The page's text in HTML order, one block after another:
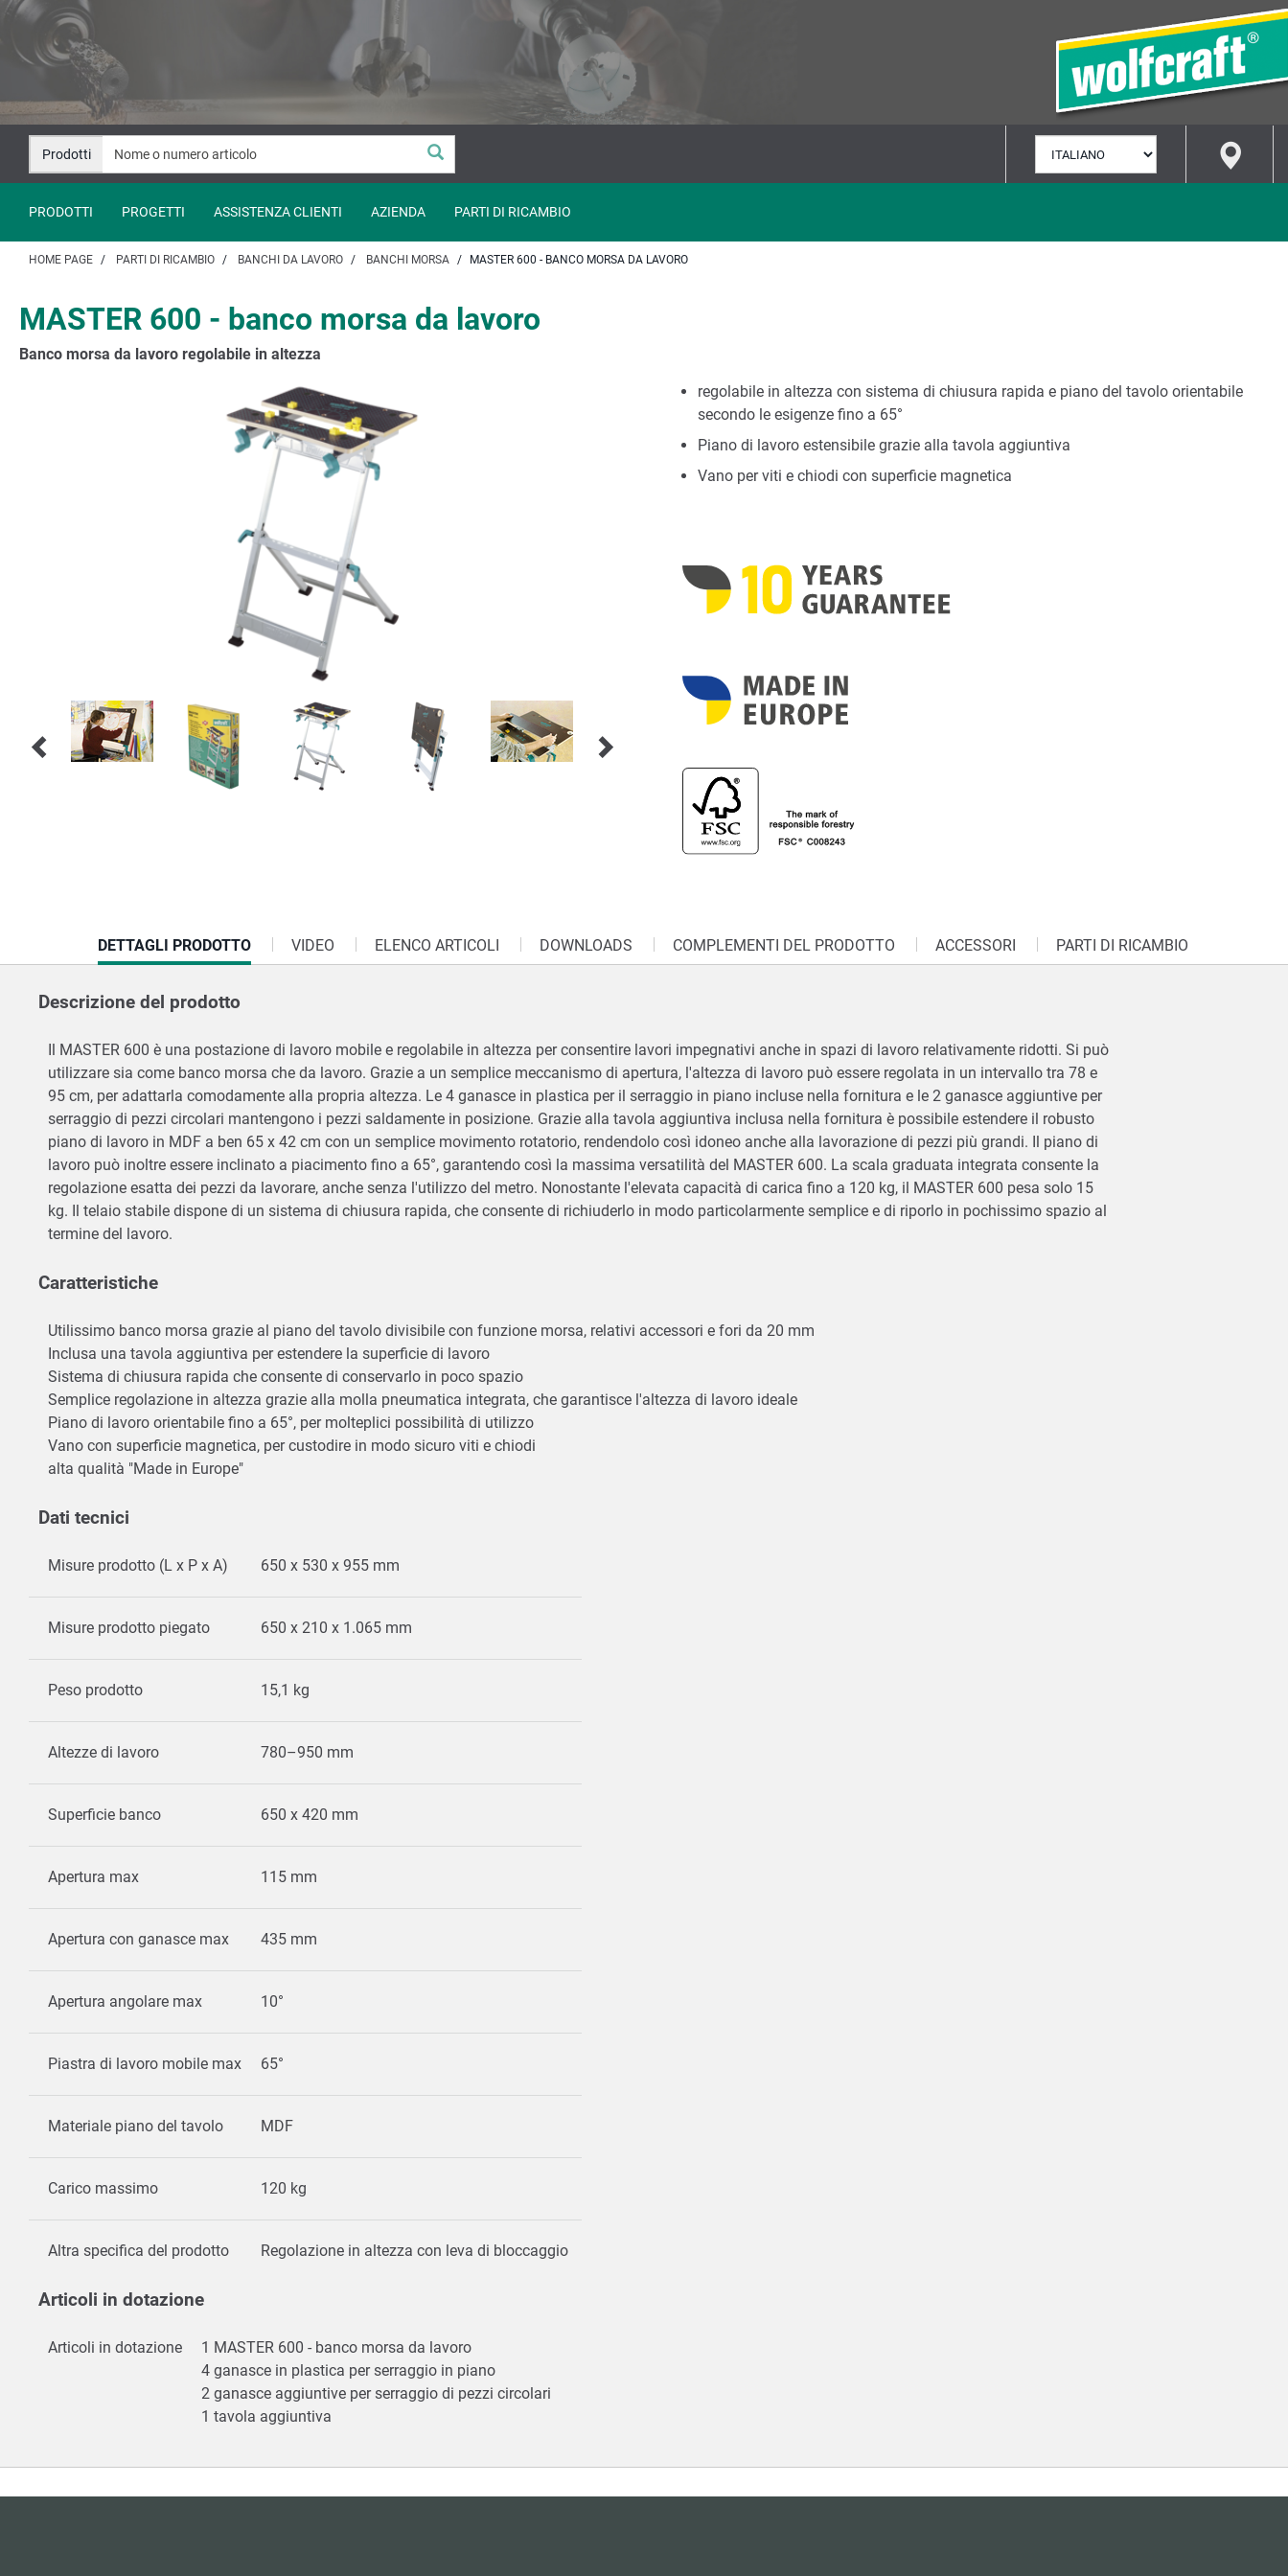
Salta
contenuto
Salta
navigazione
Prodotti
LINGUA
PRODOTTI PROGETTI ASSISTENZA CLIENTI AZIENDA PARTI DI RICAMBIO
HOME PAGE PARTI DI RICAMBIO BANCHI DA LAVORO BANCHI MORSA MASTER 600 - BANCO MORSA DA LAVORO
MASTER 600 - banco morsa da lavoro
Banco morsa da lavoro regolabile in altezza
regolabile in altezza con sistema di chiusura rapida e piano del tavolo orientabile
secondo le esigenze fino a 65°
Piano di lavoro estensibile grazie alla tavola aggiuntiva
Vano per viti e chiodi con superficie magnetica
CURRENT
TAB:
DETTAGLI PRODOTTO VIDEO ELENCO ARTICOLI DOWNLOADS COMPLEMENTI DEL PRODOTTO ACCESSORI PARTI DI RICAMBIO
Descrizione del prodotto
Il MASTER 600 è una postazione di lavoro mobile e regolabile in altezza per consentire lavori impegnativi anche in spazi di lavoro relativamente ridotti. Si può
utilizzare sia come banco morsa che da lavoro. Grazie a un semplice meccanismo di apertura, l'altezza di lavoro può essere regolata in un intervallo tra 78 e
95 cm, per adattarla comodamente alla propria altezza. Le 4 ganasce in plastica per il serraggio in piano incluse nella fornitura e le 2 ganasce aggiuntive per
serraggio di pezzi circolari mantengono i pezzi saldamente in posizione. Grazie alla tavola aggiuntiva inclusa nella fornitura è possibile estendere il robusto
piano di lavoro in MDF a ben 65 x 42 cm con un semplice movimento rotatorio, rendendolo così idoneo anche alla lavorazione di pezzi più grandi. Il piano di
lavoro può inoltre essere inclinato a piacimento fino a 65°, garantendo così la massima versatilità del MASTER 600. La scala graduata integrata consente la
regolazione esatta dei pezzi da lavorare, anche senza l'utilizzo del metro. Nonostante l'elevata capacità di carica fino a 120 kg, il MASTER 600 pesa solo 15
kg. Il telaio stabile dispone di un sistema di chiusura rapida, che consente di richiuderlo in modo particolarmente semplice e di riporlo in pochissimo spazio al
termine del lavoro.
Caratteristiche
Utilissimo banco morsa grazie al piano del tavolo divisibile con funzione morsa, relativi accessori e fori da 20 mm
Inclusa una tavola aggiuntiva per estendere la superficie di lavoro
Sistema di chiusura rapida che consente di conservarlo in poco spazio
Semplice regolazione in altezza grazie alla molla pneumatica integrata, che garantisce l'altezza di lavoro ideale
Piano di lavoro orientabile fino a 65°, per molteplici possibilità di utilizzo
Vano con superficie magnetica, per custodire in modo sicuro viti e chiodi
alta qualità "Made in Europe"
Dati tecnici
Misure prodotto (L x P x A) 650 x 530 x 955 mm
Misure prodotto piegato 650 x 210 x 1.065 mm
Peso prodotto 15,1 kg
Altezze di lavoro 780–950 mm
Superficie banco 650 x 420 mm
Apertura max 115 mm
Apertura con ganasce max 435 mm
Apertura angolare max 10°
Piastra di lavoro mobile max 65°
Materiale piano del tavolo MDF
Carico massimo 120 kg
Altra specifica del prodotto Regolazione in altezza con leva di bloccaggio
Articoli in dotazione
Articoli in dotazione
1 MASTER 600 - banco morsa da lavoro
4 ganasce in plastica per serraggio in piano
2 ganasce aggiuntive per serraggio di pezzi circolari
1 tavola aggiuntiva